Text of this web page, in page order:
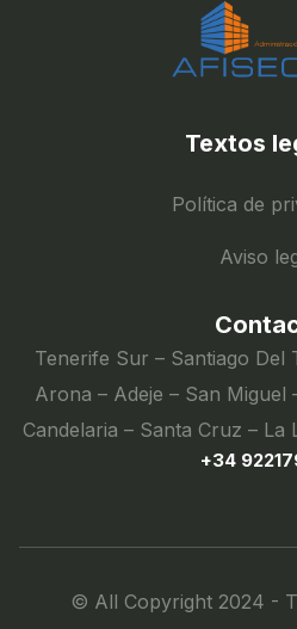
Textos
Política de
Aviso
Tenerife Sur – Santiago Del
Arona – Adeje – San Miguel
Candelaria – Santa Cruz –
+34
© All Copyright 2024 -